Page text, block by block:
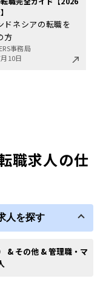
ドネシアの転職を
方
事務局
10日
職求人の仕
人を探す
& その他 & 管理職・マ